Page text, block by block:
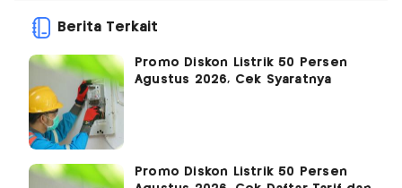
Berita Terkait
Promo Diskon Listrik 50 Persen
Agustus 2026, Cek Syaratnya
Promo Diskon Listrik 50 Persen